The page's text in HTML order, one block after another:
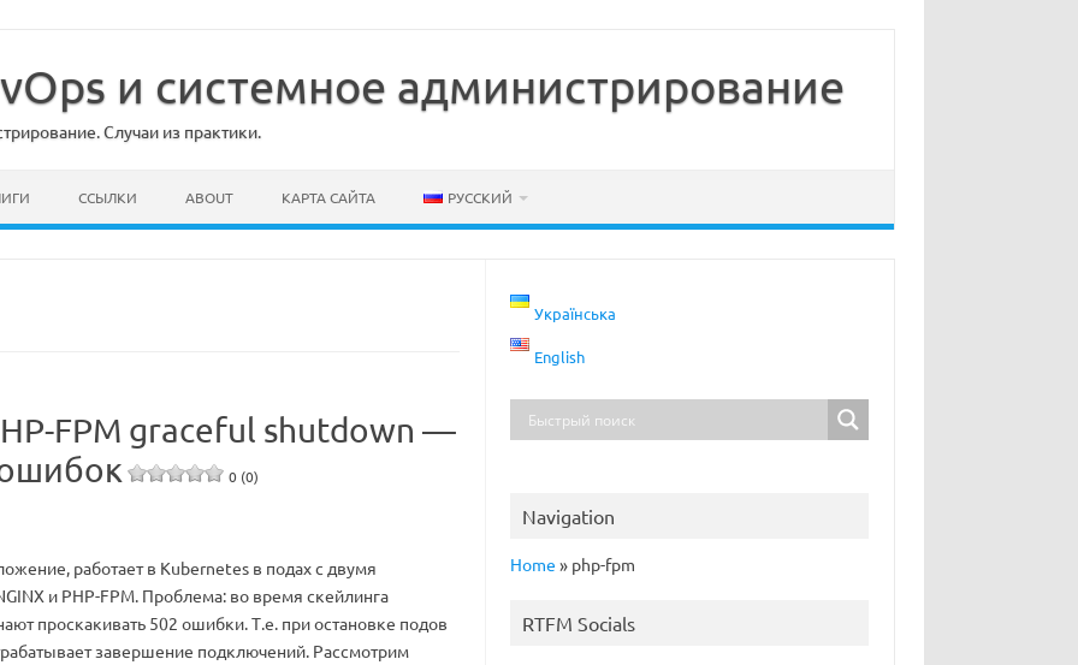
и системное администрирование
Случаи из практики.
ССЫЛКИ ABOUT КАРТА САЙТА РУССКИЙ
FPM graceful shutdown —
0 (0)
работает в Kubernetes в подах с двумя
и PHP-FPM. Проблема: во время скейлинга
проскакивать 502 ошибки. Т.е. при остановке подов
завершение подключений. Рассмотрим
Українська
English
Navigation
Home » php-fpm
RTFM Socials